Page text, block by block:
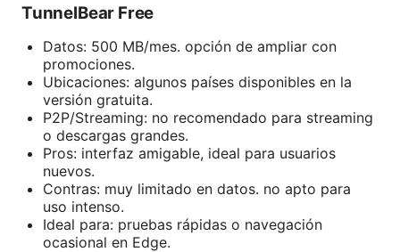
TunnelBear Free
Datos: 500 MB/mes. opción de ampliar con
promociones.
Ubicaciones: algunos países disponibles en la
versión gratuita.
P2P/Streaming: no recomendado para streaming
o descargas grandes.
Pros: interfaz amigable, ideal para usuarios
nuevos.
Contras: muy limitado en datos. no apto para
uso intenso.
Ideal para: pruebas rápidas o navegación
ocasional en Edge.